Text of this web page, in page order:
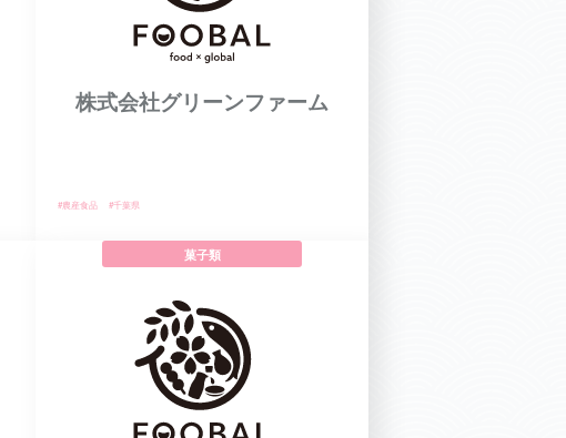
株式会社グリーンファーム
#農産食品 #千葉県
菓子類